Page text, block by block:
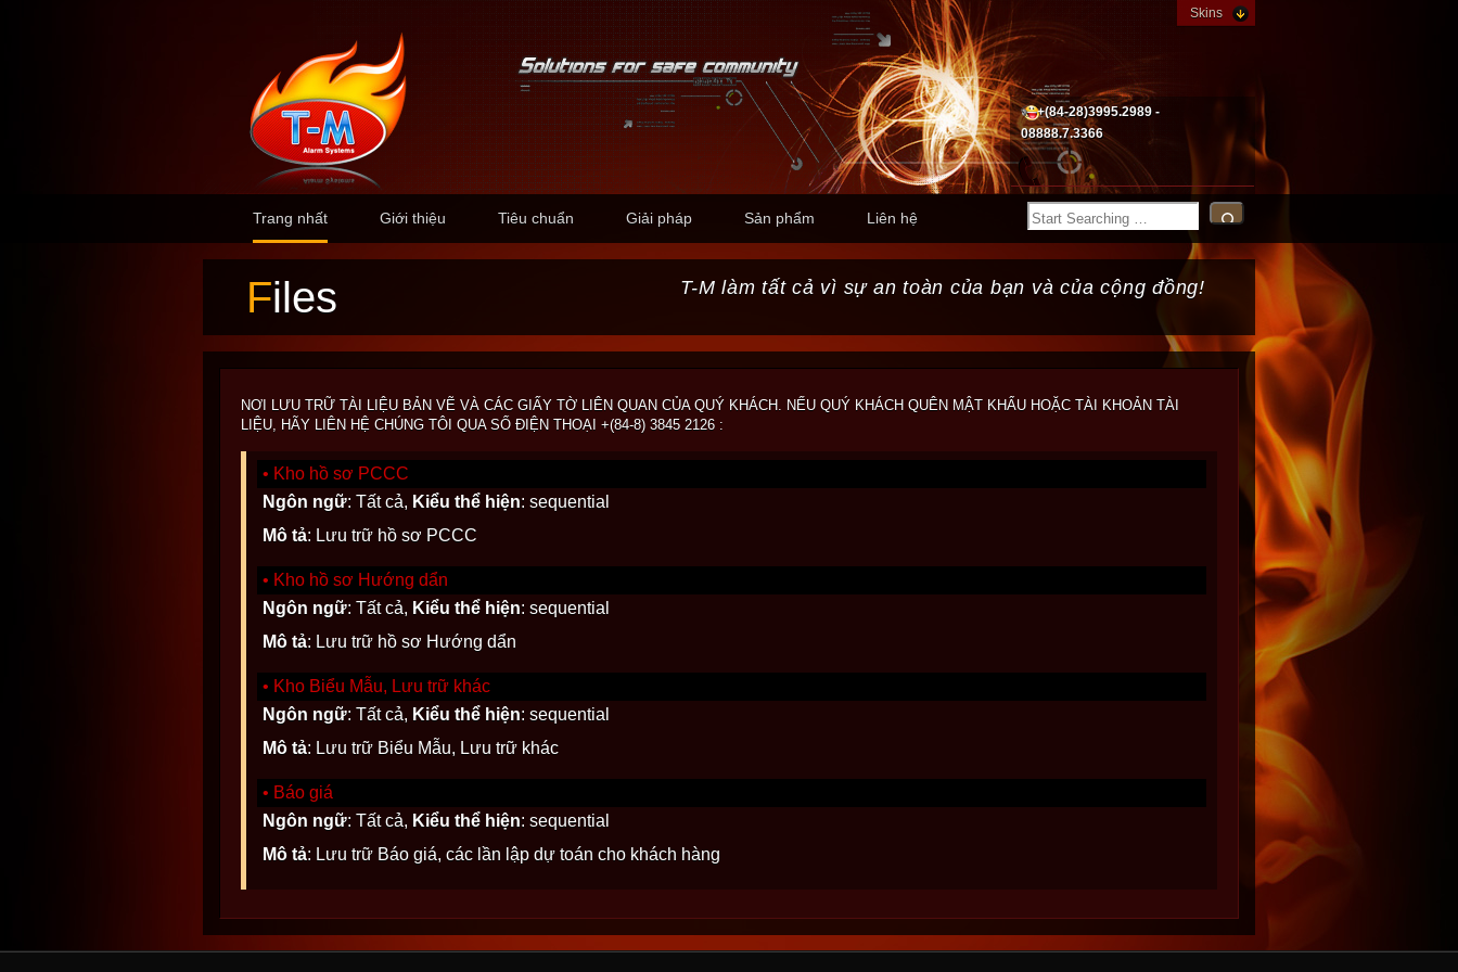
Skins
+(84-28)3995.2989 -
08888.7.3366
Trang nhất Giới thiệu Tiêu chuẩn Giải pháp Sản phẩm Liên hệ
Files T-M làm tất cả vì sự an toàn của bạn và của cộng đồng!
NƠI LƯU TRỮ TÀI LIỆU BẢN VẼ VÀ CÁC GIẤY TỜ LIÊN QUAN CỦA QUÝ KHÁCH. NẾU QUÝ KHÁCH QUÊN MẬT KHẨU HOẶC TÀI KHOẢN TÀI
LIỆU, HÃY LIÊN HỆ CHÚNG TÔI QUA SỐ ĐIỆN THOẠI +(84-8) 3845 2126 :
• Kho hồ sơ PCCC
Ngôn ngữ: Tất cả, Kiểu thể hiện: sequential
Mô tả: Lưu trữ hồ sơ PCCC
• Kho hồ sơ Hướng dẩn
Ngôn ngữ: Tất cả, Kiểu thể hiện: sequential
Mô tả: Lưu trữ hồ sơ Hướng dẩn
• Kho Biểu Mẫu, Lưu trữ khác
Ngôn ngữ: Tất cả, Kiểu thể hiện: sequential
Mô tả: Lưu trữ Biểu Mẫu, Lưu trữ khác
• Báo giá
Ngôn ngữ: Tất cả, Kiểu thể hiện: sequential
Mô tả: Lưu trữ Báo giá, các lần lập dự toán cho khách hàng